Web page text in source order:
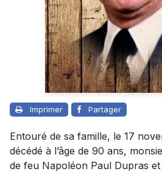
Imprimer Partager
Entouré de sa famille, le 17
décédé à l’âge de 90 ans,
de feu Napoléon Paul Dupras